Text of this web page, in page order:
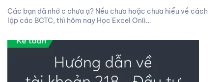
Các bạn đã nhớ c chưa ạ? Nếu chưa hoặc chưa hiểu về cách
lập các BCTC, thì hôm nay Học Excel Onli…